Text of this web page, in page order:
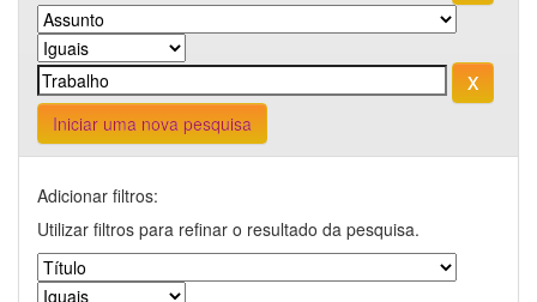
Iniciar uma nova pesquisa
Adicionar filtros:
Utilizar filtros para refinar o resultado da pesquisa.